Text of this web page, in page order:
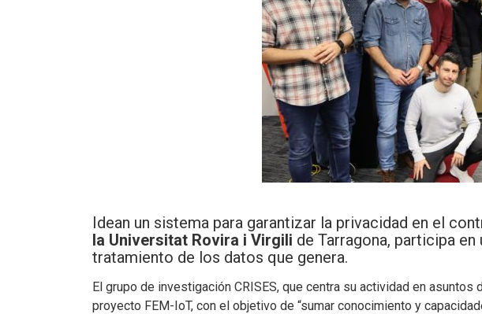
Idean un sistema para garantizar la privacidad en el
la Universitat Rovira i Virgili de Tarragona, participa
tratamiento de los datos que genera.
El grupo de investigación CRISES, que centra su actividad en
proyecto FEM-IoT, con el objetivo de “sumar conocimiento y